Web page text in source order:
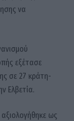
να
εξέτασε
σε 27 κράτη-
Ελβετία.
ως